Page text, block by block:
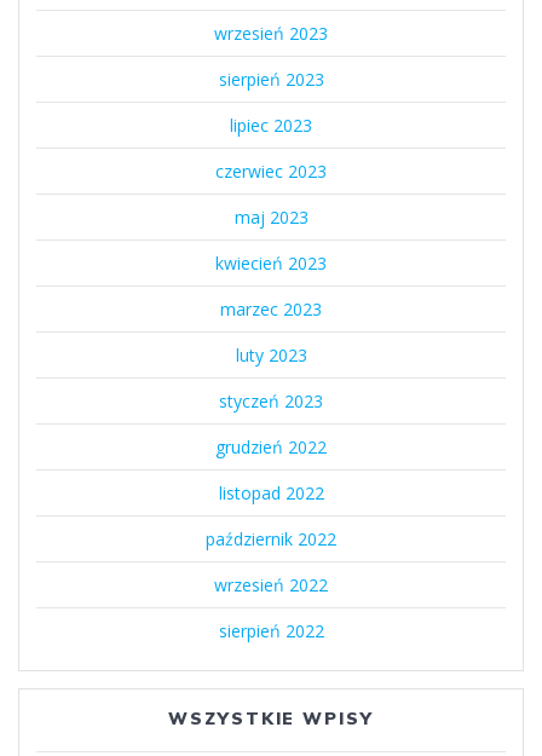
wrzesień 2023
sierpień 2023
lipiec 2023
czerwiec 2023
maj 2023
kwiecień 2023
marzec 2023
luty 2023
styczeń 2023
grudzień 2022
listopad 2022
październik 2022
wrzesień 2022
sierpień 2022
WSZYSTKIE WPISY